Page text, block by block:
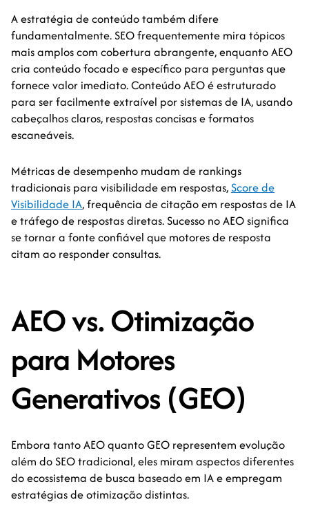
A estratégia de conteúdo também difere
fundamentalmente. SEO frequentemente mira tópicos
mais amplos com cobertura abrangente, enquanto AEO
cria conteúdo focado e específico para perguntas que
fornece valor imediato. Conteúdo AEO é estruturado
para ser facilmente extraível por sistemas de IA, usando
cabeçalhos claros, respostas concisas e formatos
escaneáveis.
Métricas de desempenho mudam de rankings
tradicionais para visibilidade em respostas, Score de
Visibilidade IA, frequência de citação em respostas de IA
e tráfego de respostas diretas. Sucesso no AEO significa
se tornar a fonte confiável que motores de resposta
citam ao responder consultas.
AEO vs. Otimização
para Motores
Generativos (GEO)
Embora tanto AEO quanto GEO representem evolução
além do SEO tradicional, eles miram aspectos diferentes
do ecossistema de busca baseado em IA e empregam
estratégias de otimização distintas.